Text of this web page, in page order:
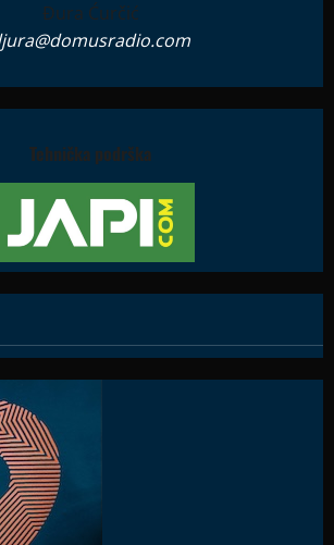
Đura Ćurčić
Tehnička podrška